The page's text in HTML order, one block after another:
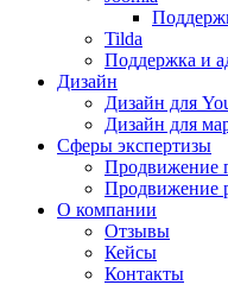
Tilda
Поддержка и
Дизайн
Дизайн для
Дизайн для
Сферы экспертизы
Продвижение
Продвижение
О компании
Отзывы
Кейсы
Контакты